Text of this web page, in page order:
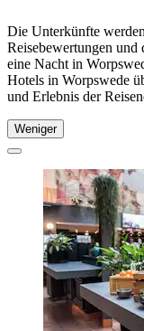
Die Unterkünfte
Reisebewertungen und
eine Nacht in
Hotels in Worpswede
und Erlebnis der
Weniger